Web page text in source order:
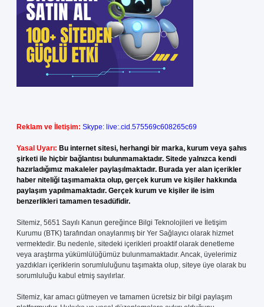
Reklam ve İletişim: Skype: live:.cid.575569c608265c69
Yasal Uyarı: Bu internet sitesi, herhangi bir marka, kurum veya şahıs
şirketi ile hiçbir bağlantısı bulunmamaktadır. Sitede yalnızca kendi
hazırladığımız makaleler paylaşılmaktadır. Burada yer alan içerikler
haber niteliği taşımamakta olup, gerçek kurum ve kişiler hakkında
paylaşım yapılmamaktadır. Gerçek kurum ve kişiler ile isim
benzerlikleri tamamen tesadüfidir.
Sitemiz, 5651 Sayılı Kanun gereğince Bilgi Teknolojileri ve İletişim
Kurumu (BTK) tarafından onaylanmış bir Yer Sağlayıcı olarak hizmet
vermektedir. Bu nedenle, sitedeki içerikleri proaktif olarak denetleme
veya araştırma yükümlülüğümüz bulunmamaktadır. Ancak, üyelerimiz
yazdıkları içeriklerin sorumluluğunu taşımakta olup, siteye üye olarak bu
sorumluluğu kabul etmiş sayılırlar.
Sitemiz, kar amacı gütmeyen ve tamamen ücretsiz bir bilgi paylaşım